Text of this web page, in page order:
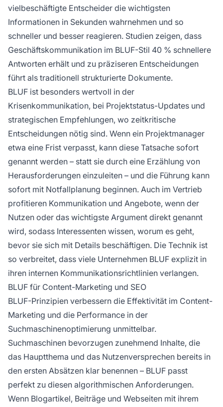
vielbeschäftigte Entscheider die wichtigsten
Informationen in Sekunden wahrnehmen und so
schneller und besser reagieren. Studien zeigen, dass
Geschäftskommunikation im BLUF-Stil 40 % schnellere
Antworten erhält und zu präziseren Entscheidungen
führt als traditionell strukturierte Dokumente.
BLUF ist besonders wertvoll in der
Krisenkommunikation, bei Projektstatus-Updates und
strategischen Empfehlungen, wo zeitkritische
Entscheidungen nötig sind. Wenn ein Projektmanager
etwa eine Frist verpasst, kann diese Tatsache sofort
genannt werden – statt sie durch eine Erzählung von
Herausforderungen einzuleiten – und die Führung kann
sofort mit Notfallplanung beginnen. Auch im Vertrieb
profitieren Kommunikation und Angebote, wenn der
Nutzen oder das wichtigste Argument direkt genannt
wird, sodass Interessenten wissen, worum es geht,
bevor sie sich mit Details beschäftigen. Die Technik ist
so verbreitet, dass viele Unternehmen BLUF explizit in
ihren internen Kommunikationsrichtlinien verlangen.
BLUF für Content-Marketing und SEO
BLUF-Prinzipien verbessern die Effektivität im Content-
Marketing und die Performance in der
Suchmaschinenoptimierung unmittelbar.
Suchmaschinen bevorzugen zunehmend Inhalte, die
das Hauptthema und das Nutzenversprechen bereits in
den ersten Absätzen klar benennen – BLUF passt
perfekt zu diesen algorithmischen Anforderungen.
Wenn Blogartikel, Beiträge und Webseiten mit ihrem